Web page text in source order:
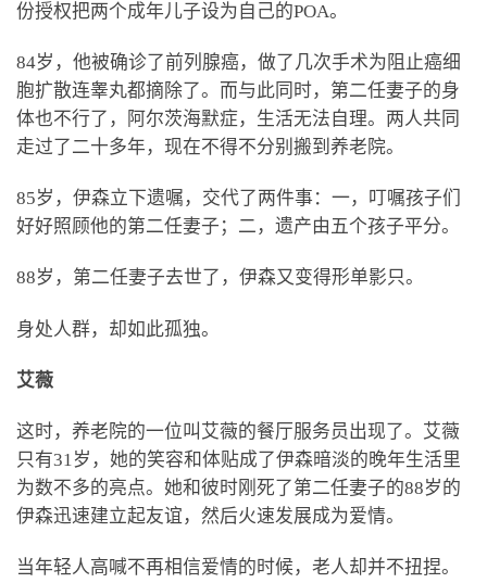
份授权把两个成年儿子设为自己的POA。
84岁，他被确诊了前列腺癌，做了几次手术为阻止癌细
胞扩散连睾丸都摘除了。而与此同时，第二任妻子的身
体也不行了，阿尔茨海默症，生活无法自理。两人共同
走过了二十多年，现在不得不分别搬到养老院。
85岁，伊森立下遗嘱，交代了两件事：一，叮嘱孩子们
好好照顾他的第二任妻子；二，遗产由五个孩子平分。
88岁，第二任妻子去世了，伊森又变得形单影只。
身处人群，却如此孤独。
艾薇
这时，养老院的一位叫艾薇的餐厅服务员出现了。艾薇
只有31岁，她的笑容和体贴成了伊森暗淡的晚年生活里
为数不多的亮点。她和彼时刚死了第二任妻子的88岁的
伊森迅速建立起友谊，然后火速发展成为爱情。
当年轻人高喊不再相信爱情的时候，老人却并不扭捏。